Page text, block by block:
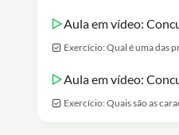
Aula em vídeo:
Exercício: Qual é uma das
Aula em vídeo:
Exercício: Quais são as